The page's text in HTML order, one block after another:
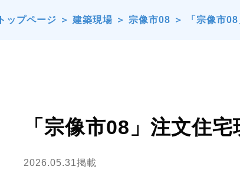
トップページ ＞ 建築現場 ＞ 宗像市08 ＞ 「宗像市
「宗像市08」注文住
2026.05.31掲載